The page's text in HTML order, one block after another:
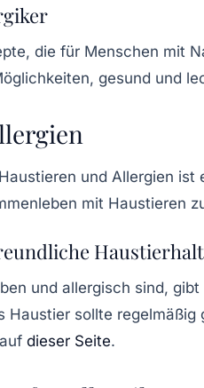
die für Menschen mit
gesund und
und Allergien
mit Haustieren
und allergisch sind,
Haustier sollte
dieser Seite.